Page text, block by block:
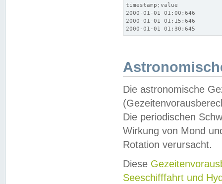
timestamp;value
2000-01-01 01:00;646
2000-01-01 01:15;646
2000-01-01 01:30;645
Die astronomische
Die periodischen
Wirkung von Mond
Rotation verursacht.
Diese
Seeschifffahrt und